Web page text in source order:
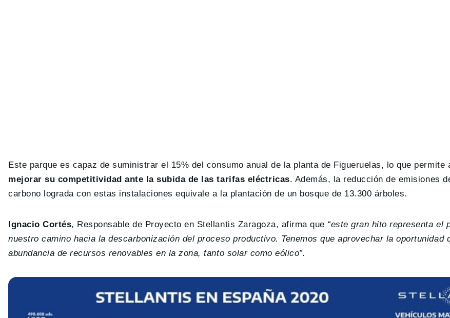
Este parque es capaz de suministrar el 15% del consumo anual de la planta de Figueruelas, lo que permite
mejorar su competitividad ante la subida de las tarifas eléctricas. Además, la reducción de emisiones
carbono lograda con estas instalaciones equivale a la plantación de un bosque de 13.300 árboles.
Ignacio Cortés, Responsable de Proyecto en Stellantis Zaragoza, afirma que “este gran hito representa el
nuestro camino hacia la descarbonización del proceso productivo. Tenemos que aprovechar la oportunidad
abundancia de recursos renovables en la zona, tanto solar como eólico”.